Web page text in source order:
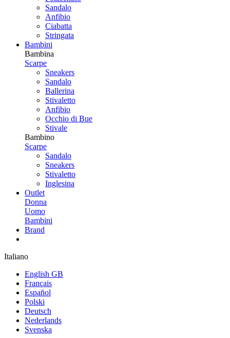
Sandalo
Anfibio
Ciabatta
Stringata
Bambini
Bambina
Scarpe
Sneakers
Sandalo
Ballerina
Stivaletto
Anfibio
Occhio di Bue
Stivale
Bambino
Scarpe
Sandalo
Sneakers
Stivaletto
Inglesina
Outlet
Donna
Uomo
Bambini
Brand
Italiano
English GB
Français
Español
Polski
Deutsch
Nederlands
Svenska